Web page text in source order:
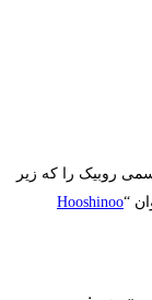
روبیک را که زیر
“
Hooshinoo